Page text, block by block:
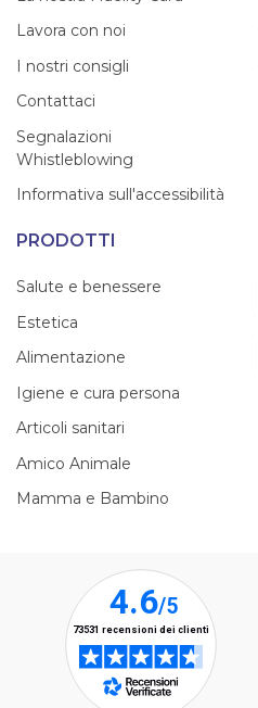
Lavora con noi
I nostri consigli
Contattaci
Segnalazioni
Whistleblowing
Informativa sull'accessibilità
PRODOTTI
Salute e benessere
Estetica
Alimentazione
Igiene e cura persona
Articoli sanitari
Amico Animale
Mamma e Bambino